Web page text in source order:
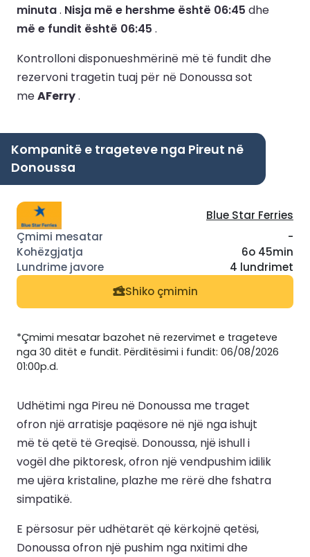
minuta. Nisja më e hershme është 06:45 dhe
më e fundit është 06:45 .
Kontrolloni disponueshmërinë më të fundit dhe
rezervoni tragetin tuaj për në Donoussa sot
meAFerry.
Kompanitë e trageteve nga Pireut në
Donoussa
Blue Star Ferries
-
6o 45min
4 lundrimet
Shiko çmimin
*Çmimi mesatar bazohet në rezervimet e trageteve
nga 30 ditët e fundit. Përditësimi i fundit: 06/08/2026
01:00p.d.
Udhëtimi nga Pireu në Donoussa me traget
ofron një arratisje paqësore në një nga ishujt
më të qetë të Greqisë. Donoussa, një ishull i
vogël dhe piktoresk, ofron një vendpushim idilik
me ujëra kristaline, plazhe me rërë dhe fshatra
simpatikë.
E përsosur për udhëtarët që kërkojnë qetësi,
Donoussa ofron një pushim nga nxitimi dhe